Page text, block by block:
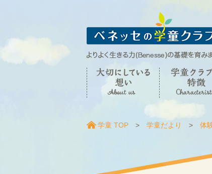
学童 TOP 学童だより 体